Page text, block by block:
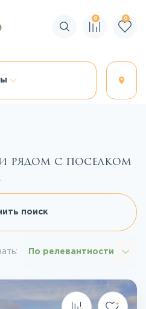
Поиск по сайту
0 0
рядом с поселком
поиск
По релевантности